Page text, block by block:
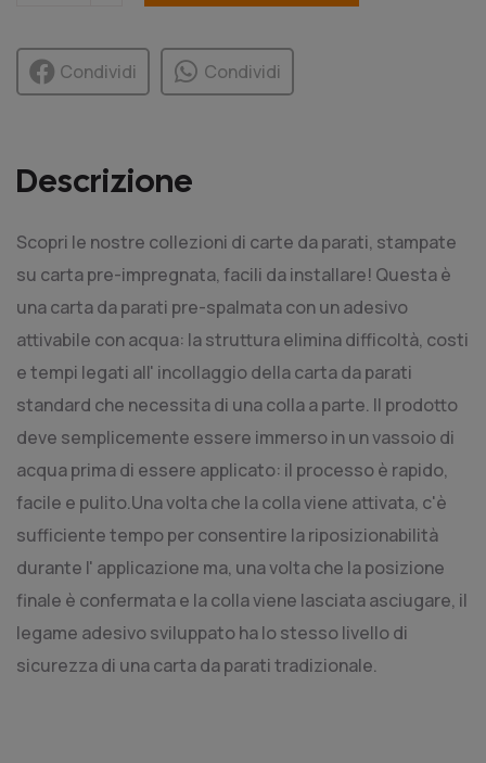
Condividi Condividi
Descrizione
Scopri le nostre collezioni di carte da parati, stampate
su carta pre-impregnata, facili da installare! Questa è
una carta da parati pre-spalmata con un adesivo
attivabile con acqua: la struttura elimina difficoltà, costi
e tempi legati all' incollaggio della carta da parati
standard che necessita di una colla a parte. Il prodotto
deve semplicemente essere immerso in un vassoio di
acqua prima di essere applicato: il processo è rapido,
facile e pulito.Una volta che la colla viene attivata, c'è
sufficiente tempo per consentire la riposizionabilità
durante l' applicazione ma, una volta che la posizione
finale è confermata e la colla viene lasciata asciugare, il
legame adesivo sviluppato ha lo stesso livello di
sicurezza di una carta da parati tradizionale.